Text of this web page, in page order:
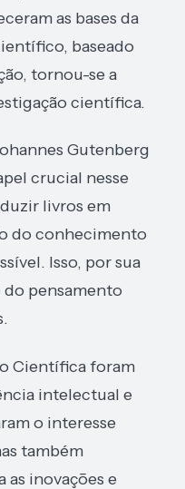
as bases da
baseado
tornou-se a
científica.
Gutenberg
crucial nesse
livros em
do conhecimento
Isso, por sua
pensamento
Científica foram
intelectual e
o interesse
também
as inovações e